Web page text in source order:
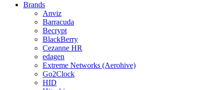
Brands
Anviz
Barracuda
Becrypt
BlackBerry
Cezanne HR
edagen
Extreme Networks (Aerohive)
Go2Clock
HID